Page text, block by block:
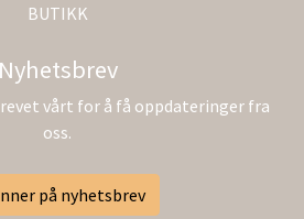
BUTIKK
Nyhetsbrev
vårt for å få oppdateringer fra
oss.
på nyhetsbrev